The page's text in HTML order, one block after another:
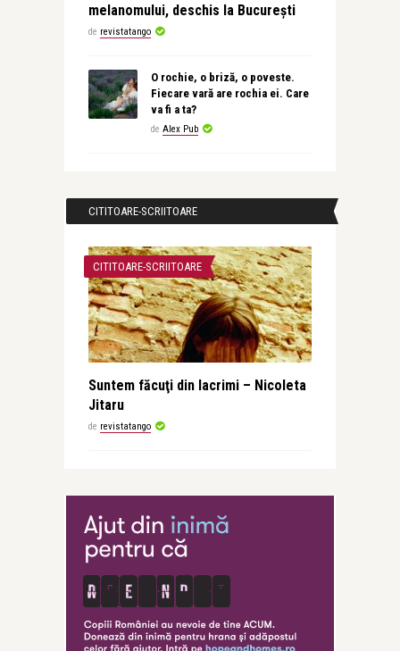
melanomului, deschis la București
de revistatango
O rochie, o briză, o poveste.
Fiecare vară are rochia ei. Care
va fi a ta?
de Alex Pub
CITITOARE-SCRIITOARE
CITITOARE-SCRIITOARE
Suntem făcuţi din lacrimi – Nicoleta
Jitaru
de revistatango